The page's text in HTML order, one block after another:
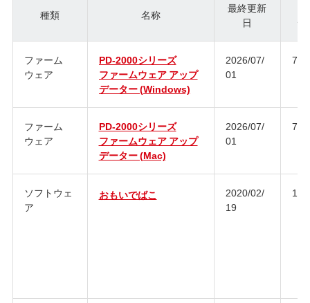
種類 名称
最終更新
日
ジ
ファーム
ウェア
PD-2000シリーズ
ファームウェア アップ
データー (Windows)
2026/07/
01
ファーム
ウェア
PD-2000シリーズ
ファームウェア アップ
データー (Mac)
2026/07/
01
ソフトウェ
ア
おもいでばこ
2020/02/
19